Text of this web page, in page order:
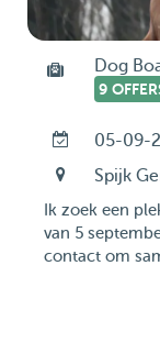
Dog
9
05-09-
Spijk
Ik zoek een
van 5
contact om